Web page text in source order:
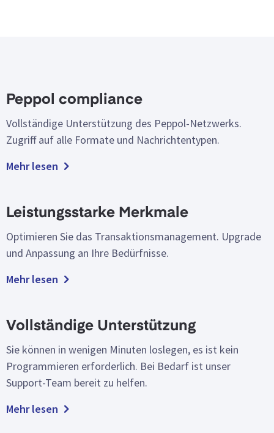
Peppol compliance
Vollständige Unterstützung des Peppol-Netzwerks.
Zugriff auf alle Formate und Nachrichtentypen.
Mehr lesen
Leistungsstarke Merkmale
Optimieren Sie das Transaktionsmanagement. Upgrade
und Anpassung an Ihre Bedürfnisse.
Mehr lesen
Vollständige Unterstützung
Sie können in wenigen Minuten loslegen, es ist kein
Programmieren erforderlich. Bei Bedarf ist unser
Support-Team bereit zu helfen.
Mehr lesen